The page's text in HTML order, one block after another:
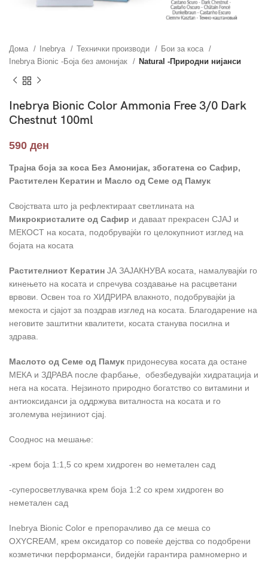
Дома Inebrya Технички производи
Бои за коса
Inebrya Bionic -Боја без амонијак
Natural -Природни нијанси
Inebrya Bionic Color Ammonia Free 3/0 Dark
Chestnut 100ml
590 ден
Трајна боја за коса Без Амонијак, збогатена со Сафир,
Растителен Кератин и Масло од Семе од Памук
Својствата што ја рефлектираат светлината на
Mикрокристалите од Сафир и даваат прекрасен СЈАЈ и
МЕКОСТ на косата, подобрувајќи го целокупниот изглед на
бојата на косата
Растителниот Кератин ЈА ЗАЈАКНУВА косата, намалувајќи го
кинењето на косата и спречува создавање на расцветани
врвови. Освен тоа го ХИДРИРА влакното, подобрувајќи ја
мекоста и сјајот за поздрав изглед на косата. Благодарение на
неговите заштитни квалитети, косата станува посилна и
здрава.
Маслото од Семе од Памук придонесува косата да остане
МЕКА и ЗДРАВА после фарбање, обезбедувајќи хидратација и
нега на косата. Нејзиното природно богатство со витамини и
антиоксиданси ја оддржува виталноста на косата и го
зголемува нејзиниот сјај.
Сооднос на мешање:
-крем боја 1:1,5 со крем хидроген во неметален сад
-суперосветлувачка крем боја 1:2 со крем хидроген во
неметален сад
Inebrya Bionic Color е препорачливо да се меша со
OXYCREAM, крем оксидатор со повеќе дејства со подобрени
козметички перформанси, бидејќи гарантира рамномерно и